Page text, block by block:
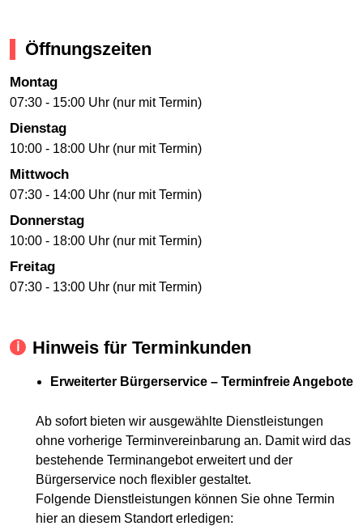
Öffnungszeiten
Montag
07:30 - 15:00 Uhr (nur mit Termin)
Dienstag
10:00 - 18:00 Uhr (nur mit Termin)
Mittwoch
07:30 - 14:00 Uhr (nur mit Termin)
Donnerstag
10:00 - 18:00 Uhr (nur mit Termin)
Freitag
07:30 - 13:00 Uhr (nur mit Termin)
Hinweis für Terminkunden
Erweiterter Bürgerservice – Terminfreie Angebote
Ab sofort bieten wir ausgewählte Dienstleistungen
ohne vorherige Terminvereinbarung an. Damit wird das
bestehende Terminangebot erweitert und der
Bürgerservice noch flexibler gestaltet.
Folgende Dienstleistungen können Sie ohne Termin
hier an diesem Standort erledigen: